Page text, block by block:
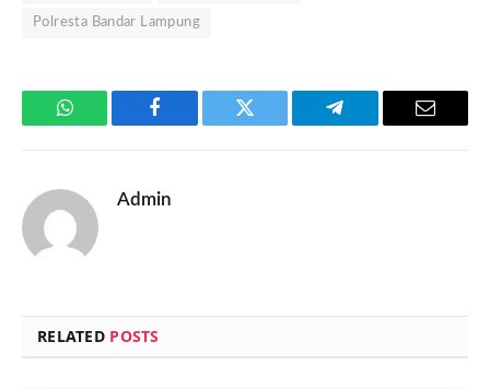
Polresta Bandar Lampung
WhatsApp Facebook Twitter Telegram Email
Admin
RELATED POSTS